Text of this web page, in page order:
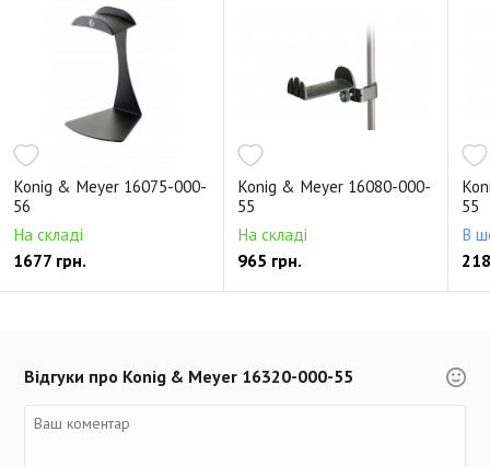
Konig & Meyer 16075-000-
56
На складі
1677 грн.
Konig & Meyer 16080-000-
55
На складі
965 грн.
55
В
Відгуки про Konig & Meyer 16320-000-55